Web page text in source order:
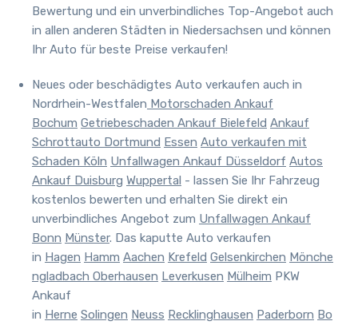
Bewertung und ein unverbindliches Top-Angebot auch
in allen anderen Städten in Niedersachsen und können
Ihr Auto für beste Preise verkaufen!
Neues oder beschädigtes Auto verkaufen auch in
Nordrhein-Westfalen Motorschaden Ankauf
Bochum Getriebeschaden Ankauf Bielefeld Ankauf
Schrottauto Dortmund Essen Auto verkaufen mit
Schaden Köln Unfallwagen Ankauf Düsseldorf Autos
Ankauf Duisburg Wuppertal - lassen Sie Ihr Fahrzeug
kostenlos bewerten und erhalten Sie direkt ein
unverbindliches Angebot zum Unfallwagen Ankauf
Bonn Münster. Das kaputte Auto verkaufen
in Hagen Hamm Aachen Krefeld Gelsenkirchen Mönche
ngladbach Oberhausen Leverkusen Mülheim PKW
Ankauf
in Herne Solingen Neuss Recklinghausen Paderborn Bo